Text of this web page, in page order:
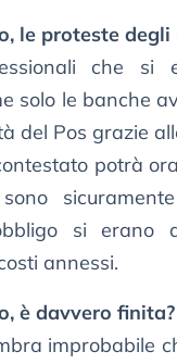
le proteste
che si
solo le banche
del Pos grazie
potrà
si
annessi.
è davvero finita?
improbabile